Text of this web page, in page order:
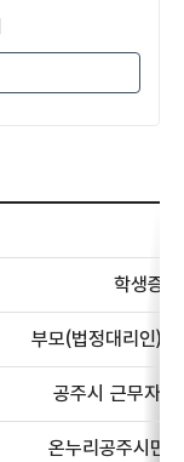
학생증
부모(법정대리인)
공주시 근무자
온누리공주시민